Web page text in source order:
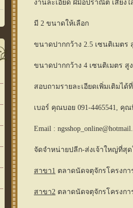
งานละเอียด ฝืมือปราณีต เสียงใ
มี 2 ขนาดให้เลือก
ขนาดปากกว้าง 2.5 เซนติเมตร
ขนาดปากกว้าง 4 เซนติเมตร สู
สอบถามรายละเอียดเพิ่มเติมได้ที่
เบอร์ คุณบอย 091-4465541, คุณ
Email :
จัดจำหน่ายปลีก-ส่งเจ้าใหญ่ที่สุ
สาขา1 ตลาดนัดจตุจักรโครงกา
สาขา2 ตลาดนัดจตุจักรโครงกา